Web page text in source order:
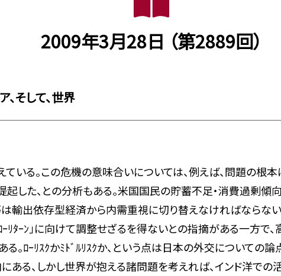
2009年3月28日 （第2889回）
そして、世界
る。この危機の意味合いについては、例えば、問題の根本
した、との分析もある。米国国民の貯蓄不足・消費過剰傾
輸出依存型経済から内需重視に切り替えなければならな
ﾘﾀｰﾝ」に向けて調整せざるを得ないとの指摘がある一方で
る。ﾛｰﾘｽｸかﾐﾄﾞﾙﾘｽｸか、という点は日本の外交についての
る、しかし世界が抱える諸問題を考えれば、インド洋での